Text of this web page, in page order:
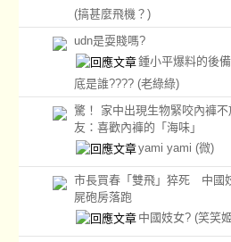
(搞甚麼飛機？)
udn是耍賤嗎?
鍾小平爆料的後
底是誰???? (老綠綠)
驚！ 家中出現生物緊咬內褲
友：喜歡內褲的「海味」
yami yami (微)
市長買春「雙飛」猝死 中國
屍砲房落跑
中國妓女? (笑笑